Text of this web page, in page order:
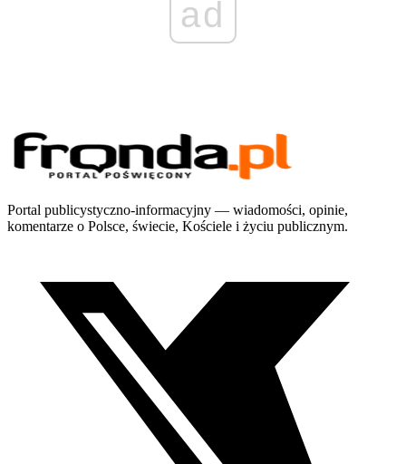
ad
Portal publicystyczno-informacyjny — wiadomości, opinie,
komentarze o Polsce, świecie, Kościele i życiu publicznym.